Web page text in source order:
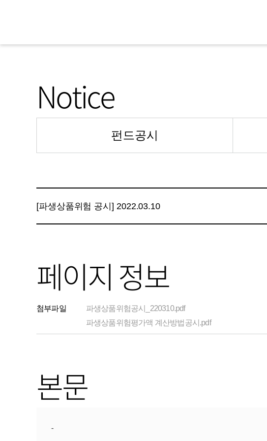
Notice
펀드공시
[파생상품위험 공시] 2022.03.10
페이지 정보
첨부파일
파생상품위험공시_220310.pdf
파생상품위험평가액 계산방법공시.pdf
본문
-